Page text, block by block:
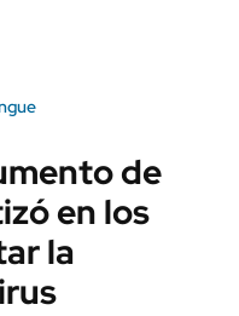
de
en los
la